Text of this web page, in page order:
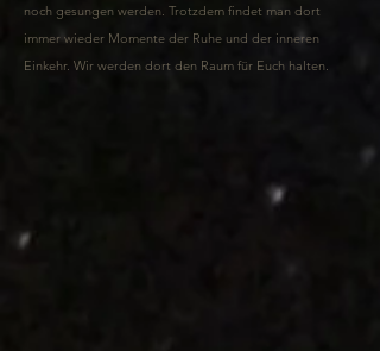
noch gesungen werden. Trotzdem findet man dort
immer wieder Momente der Ruhe und der inneren
Einkehr. Wir werden dort den Raum für Euch halten.